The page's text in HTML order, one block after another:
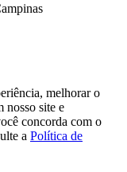
melhorar o
nosso site e
concorda com o
a Política de